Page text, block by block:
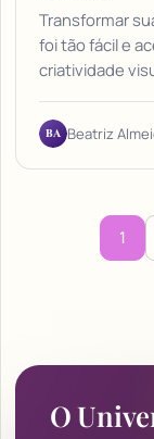
Transformar
foi tão fácil e
criatividade
BA Beatriz
1
O